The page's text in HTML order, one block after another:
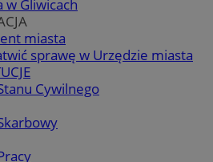
w Gliwicach
miasta
sprawę w Urzędzie miasta
Cywilnego